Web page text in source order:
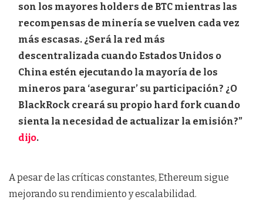
son los mayores holders de BTC mientras las
recompensas de minería se vuelven cada vez
más escasas. ¿Será la red más
descentralizada cuando Estados Unidos o
China estén ejecutando la mayoría de los
mineros para ‘asegurar’ su participación? ¿O
BlackRock creará su propio hard fork cuando
sienta la necesidad de actualizar la emisión?”
dijo.
A pesar de las críticas constantes, Ethereum sigue
mejorando su rendimiento y escalabilidad.